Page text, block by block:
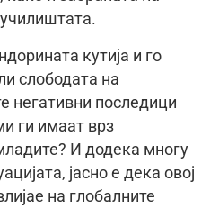
кутија и го
слободата на
негативни последици
ги имаат врз
И додека многу
јасно е дека овој
на глобалните